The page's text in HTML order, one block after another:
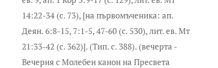
14:22-34 (с. 73), [на първомъченика: ап.
Деян. 6:8-15, 7:1-5, 47-60 (с. 530), лит. ев. Мт
21:33-42 (с. 362)]. (Тип. с. 388). (вечерта -
Вечерня с Молебен канон на Пресвета